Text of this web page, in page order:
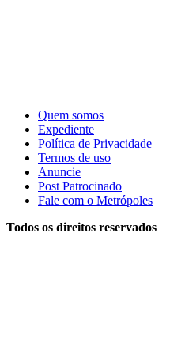
Quem somos
Expediente
Política de Privacidade
Termos de uso
Anuncie
Post Patrocinado
Fale com o Metrópoles
Todos os direitos reservados